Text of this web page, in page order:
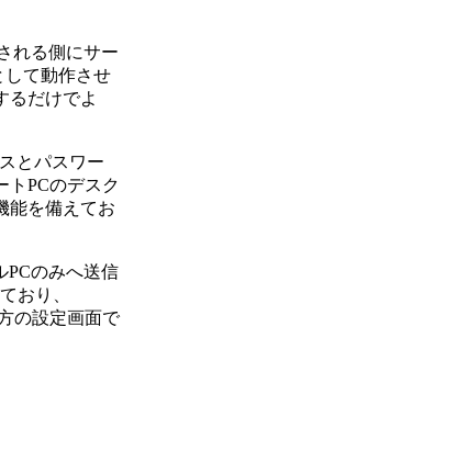
れる側にサー
して動作させ
るだけでよ
とパスワー
トPCのデスク
能を備えてお
PCのみへ送信
おり、
の設定画面で